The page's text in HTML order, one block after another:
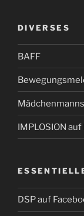
DIVERSES
BAFF
IMPLOSION
DSP auf